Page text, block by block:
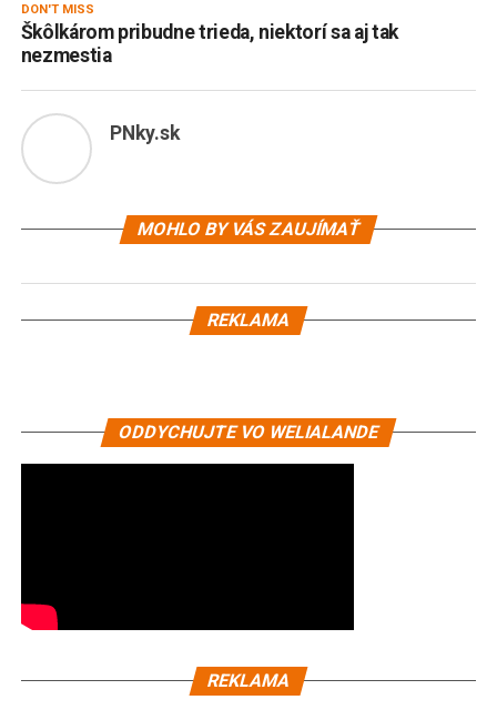
DON'T MISS
Škôlkárom pribudne trieda, niektorí sa aj tak
nezmestia
PNky.sk
MOHLO BY VÁS ZAUJÍMAŤ
REKLAMA
ODDYCHUJTE VO WELIALANDE
REKLAMA